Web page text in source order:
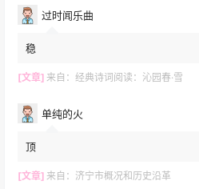
过时闻乐曲
稳
[文章] 来自： 经典诗词阅读：沁园春·雪
单纯的火
顶
[文章] 来自： 济宁市概况和历史沿革